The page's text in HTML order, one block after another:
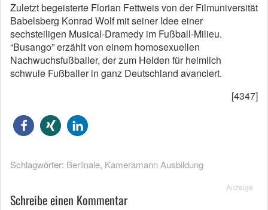
Zuletzt begeisterte Florian Fettweis von der Filmuniversität
Babelsberg Konrad Wolf mit seiner Idee einer
sechsteiligen Musical-Dramedy im Fußball-Milieu.
“Busango” erzählt von einem homosexuellen
Nachwuchsfußballer, der zum Helden für heimlich
schwule Fußballer in ganz Deutschland avanciert.
[4347]
Schlagwörter: Berlinale, Kameramann Ausbildung
Anzeige
Schreibe einen Kommentar